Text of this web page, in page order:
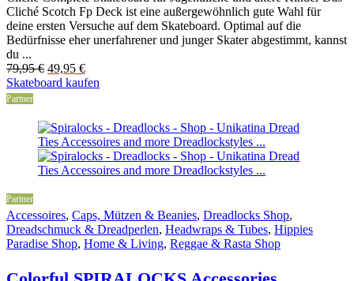
Cliché Scotch Fp Deck ist eine außergewöhnlich gute Wahl für
deine ersten Versuche auf dem Skateboard. Optimal auf die
Bedürfnisse eher unerfahrener und junger Skater abgestimmt, kannst
du ...
79,95€ Original
price
49,95 €Current
price
Skateboard kaufen
Partner
Partner
Accessoires, Caps, Mützen & Beanies, Dreadlocks Shop,
Dreadschmuck & Dreadperlen, Headwraps & Tubes, Hippies
Paradise Shop, Home & Living, Reggae & Rasta Shop